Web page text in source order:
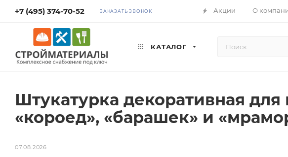
+7 (495) 374-70-52 ЗАКАЗАТЬ ЗВОНОК Акции О
КАТАЛОГ
Штукатурка декоративная
«короед», «барашек» и
07.08.2026